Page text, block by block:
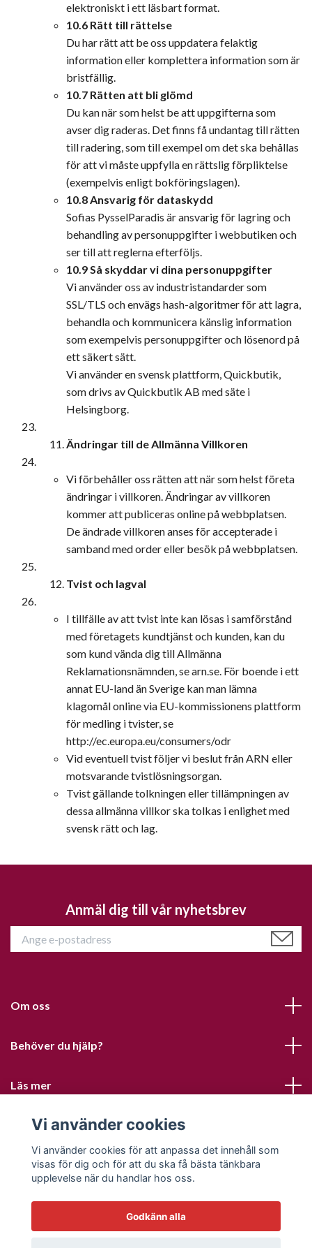
elektroniskt i ett läsbart format.
10.6 Rätt till rättelse
Du har rätt att be oss uppdatera felaktig
information eller komplettera information som är
bristfällig.
10.7 Rätten att bli glömd
Du kan när som helst be att uppgifterna som
avser dig raderas. Det finns få undantag till rätten
till radering, som till exempel om det ska behållas
för att vi måste uppfylla en rättslig förpliktelse
(exempelvis enligt bokföringslagen).
10.8 Ansvarig för dataskydd
Sofias PysselParadis är ansvarig för lagring och
behandling av personuppgifter i webbutiken och
ser till att reglerna efterföljs.
10.9 Så skyddar vi dina personuppgifter
Vi använder oss av industristandarder som
SSL/TLS och envägs hash-algoritmer för att lagra,
behandla och kommunicera känslig information
som exempelvis personuppgifter och lösenord på
ett säkert sätt.
Vi använder en svensk plattform, Quickbutik,
som drivs av Quickbutik AB med säte i
Helsingborg.
Ändringar till de Allmänna Villkoren
Vi förbehåller oss rätten att när som helst företa
ändringar i villkoren. Ändringar av villkoren
kommer att publiceras online på webbplatsen.
De ändrade villkoren anses för accepterade i
samband med order eller besök på webbplatsen.
Tvist och lagval
I tillfälle av att tvist inte kan lösas i samförstånd
med företagets kundtjänst och kunden, kan du
som kund vända dig till Allmänna
Reklamationsnämnden, se arn.se. För boende i ett
annat EU-land än Sverige kan man lämna
klagomål online via EU-kommissionens plattform
för medling i tvister, se
http://ec.europa.eu/consumers/odr
Vid eventuell tvist följer vi beslut från ARN eller
motsvarande tvistlösningsorgan.
Tvist gällande tolkningen eller tillämpningen av
dessa allmänna villkor ska tolkas i enlighet med
svensk rätt och lag.
Anmäl dig till vår nyhetsbrev
Om oss
Behöver du hjälp?
Läs mer
Sociala medier
Vi använder cookies
Vi använder cookies för att anpassa det innehåll som
visas för dig och för att du ska få bästa tänkbara
upplevelse när du handlar hos oss.
Godkänn alla